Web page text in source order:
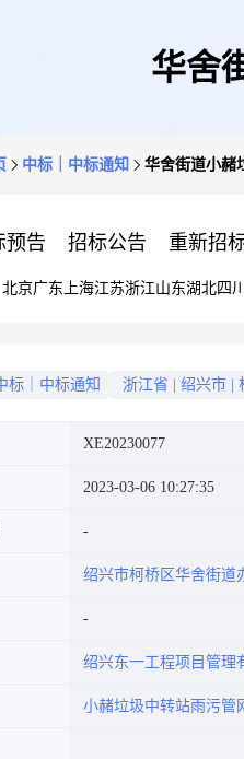
华舍
中标｜中标通知 华舍街道小赭
预告 招标公告 重新招
北京广东 上海江苏浙江山东湖北四川
标｜中标通知 浙江省 绍兴市
XE20230077
2023-03-06 10:27:35
绍兴市柯桥区华舍街道
绍兴东一工程项目管理
小赭垃圾中转站雨污管